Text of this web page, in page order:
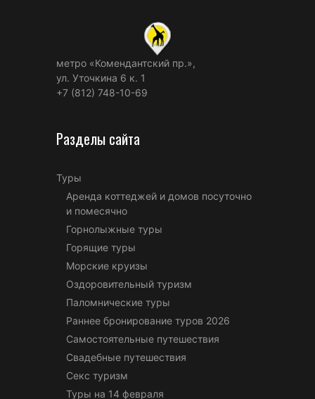
метро «Комендантский пр.»,
ул. Уточкина 6 к. 1
+7 (812) 748-10-69
Разделы сайта
Туры
Аренда коттеджей и домов посуточно
и помесячно
Горнолыжные туры
Горящие туры
Морские круизы
Оздоровительный туризм
Паломнические туры
Раннее бронирование туров 2026
Самостоятельные путешествия
Свадебные путешествия
Секс туризм
Туры на 14 февраля